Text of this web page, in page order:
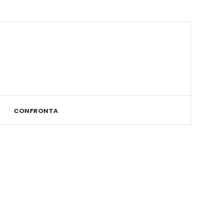
CONFRONTA